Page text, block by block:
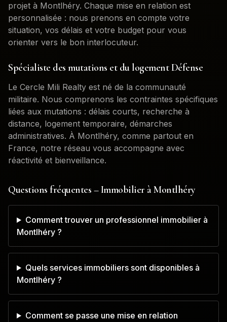
projet à Montlhéry. Chaque mise en relation est
personnalisée : nous prenons en compte votre
situation, vos délais et votre budget pour vous
orienter vers le bon interlocuteur.
Spécialiste des mutations et du logement Défense
Le Cercle Mili Realty est né de la communauté
militaire. Nous comprenons les contraintes spécifiques
liées aux mutations : délais courts, recherche à
distance, logement temporaire, démarches
administratives. À Montlhéry, comme partout en
France, notre réseau vous accompagne avec
réactivité et bienveillance.
Questions fréquentes – Immobilier àMontlhéry
Comment trouver un professionnel immobilier à
Montlhéry ?
Quels services immobiliers sont disponibles à
Montlhéry ?
Comment se passe une mise en relation